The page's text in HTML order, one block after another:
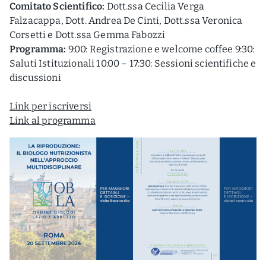
Comitato Scientifico: Dott.ssa Cecilia Verga
Falzacappa, Dott. Andrea De Cinti, Dott.ssa Veronica
Corsetti e Dott.ssa Gemma Fabozzi
Programma: 9:00: Registrazione e welcome coffee 9:30:
Saluti Istituzionali 10:00 – 17:30: Sessioni scientifiche e
discussioni
Link per iscriversi
Link al programma